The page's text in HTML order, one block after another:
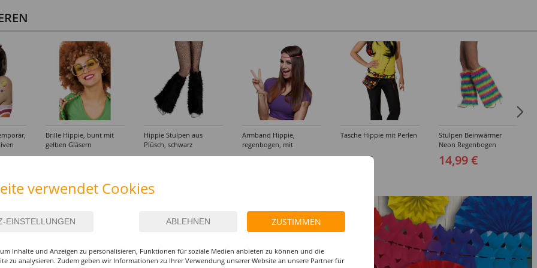
Brille Hippie, bunt mit
gelben Gläsern
4,99 €
Hippie Stulpen aus
Plüsch, schwarz
12,99 €
Armband Hippie,
regenbogen, mit
Peacezeichen
3,99 €
Tasche Hippie mit Perlen
8,99 €
Stulpen Beinwärmer
Neon Regenbogen
14,99 €
verwendet Cookies
ZUSTIMMEN
Inhalte und Anzeigen zu personalisieren, Funktionen für soziale Medien anbieten zu können und die
zu analysieren. Zudem geben wir Informationen zu Ihrer Verwendung unserer Website an unsere Partner für